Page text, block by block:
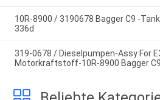
10R-8900 / 3190678 Bagger C9 -
336d
319-0678 / Dieselpumpen-Assy For
Motorkraftstoff-10R-8900 Bagger C9